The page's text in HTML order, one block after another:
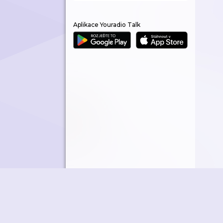
Aplikace Youradio Talk